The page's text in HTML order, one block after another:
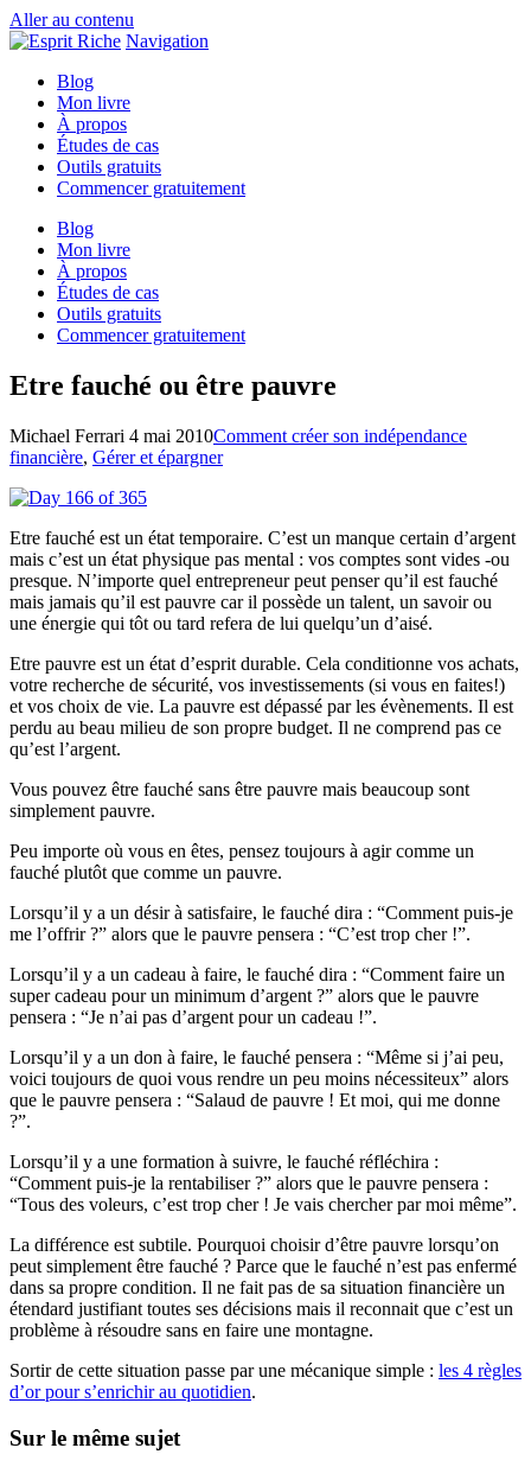
Aller au contenu
Navigation
Blog
Mon livre
À propos
Études de cas
Outils gratuits
Commencer gratuitement
Blog
Mon livre
À propos
Études de cas
Outils gratuits
Commencer gratuitement
Etre fauché ou être pauvre
Michael Ferrari 4 mai 2010Comment créer son indépendance
financière, Gérer et épargner
Etre fauché est un état temporaire. C’est un manque certain d’argent
mais c’est un état physique pas mental : vos comptes sont vides -ou
presque. N’importe quel entrepreneur peut penser qu’il est fauché
mais jamais qu’il est pauvre car il possède un talent, un savoir ou
une énergie qui tôt ou tard refera de lui quelqu’un d’aisé.
Etre pauvre est un état d’esprit durable. Cela conditionne vos achats,
votre recherche de sécurité, vos investissements (si vous en faites!)
et vos choix de vie. La pauvre est dépassé par les évènements. Il est
perdu au beau milieu de son propre budget. Il ne comprend pas ce
qu’est l’argent.
Vous pouvez être fauché sans être pauvre mais beaucoup sont
simplement pauvre.
Peu importe où vous en êtes, pensez toujours à agir comme un
fauché plutôt que comme un pauvre.
Lorsqu’il y a un désir à satisfaire, le fauché dira : “Comment puis-je
me l’offrir ?” alors que le pauvre pensera : “C’est trop cher !”.
Lorsqu’il y a un cadeau à faire, le fauché dira : “Comment faire un
super cadeau pour un minimum d’argent ?” alors que le pauvre
pensera : “Je n’ai pas d’argent pour un cadeau !”.
Lorsqu’il y a un don à faire, le fauché pensera : “Même si j’ai peu,
voici toujours de quoi vous rendre un peu moins nécessiteux” alors
que le pauvre pensera : “Salaud de pauvre ! Et moi, qui me donne
?”.
Lorsqu’il y a une formation à suivre, le fauché réfléchira :
“Comment puis-je la rentabiliser ?” alors que le pauvre pensera :
“Tous des voleurs, c’est trop cher ! Je vais chercher par moi même”.
La différence est subtile. Pourquoi choisir d’être pauvre lorsqu’on
peut simplement être fauché ? Parce que le fauché n’est pas enfermé
dans sa propre condition. Il ne fait pas de sa situation financière un
étendard justifiant toutes ses décisions mais il reconnait que c’est un
problème à résoudre sans en faire une montagne.
Sortir de cette situation passe par une mécanique simple : les 4 règles
d’or pour s’enrichir au quotidien.
Sur le même sujet